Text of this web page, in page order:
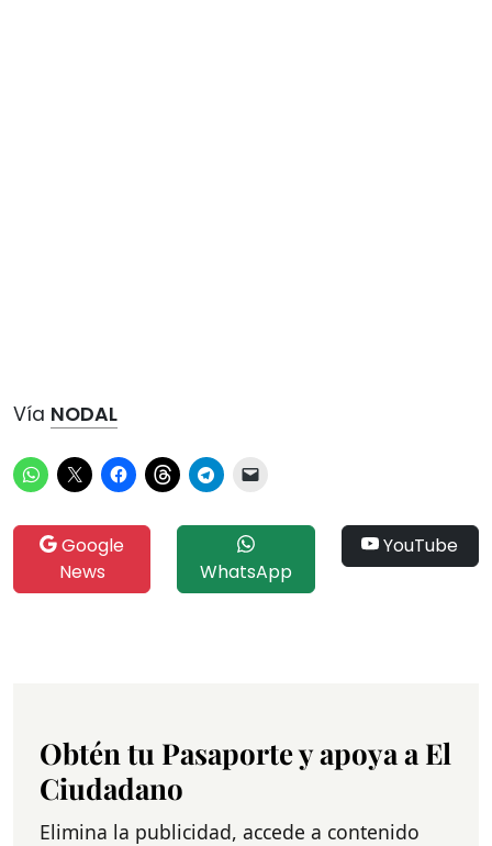
Vía NODAL
Google
News
WhatsApp
YouTube
Obtén tu Pasaporte y apoya a El
Ciudadano
Elimina la publicidad, accede a contenido